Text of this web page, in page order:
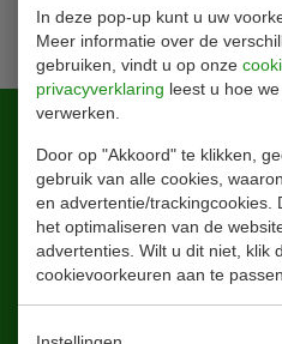
In deze pop-up kunt u uw
Meer informatie over de
gebruiken, vindt u op onze
privacyverklaring leest u hoe
verwerken.
Door op "Akkoord" te klikken,
gebruik van alle cookies,
en advertentie/trackingcookies.
het optimaliseren van de
advertenties. Wilt u dit niet, klik
cookievoorkeuren aan te passen.
Blijf altijd op de